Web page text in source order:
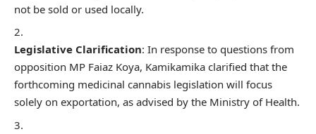
not be sold or used locally.
Legislative Clarification: In response to questions from
opposition MP Faiaz Koya, Kamikamika clarified that the
forthcoming medicinal cannabis legislation will focus
solely on exportation, as advised by the Ministry of Health.